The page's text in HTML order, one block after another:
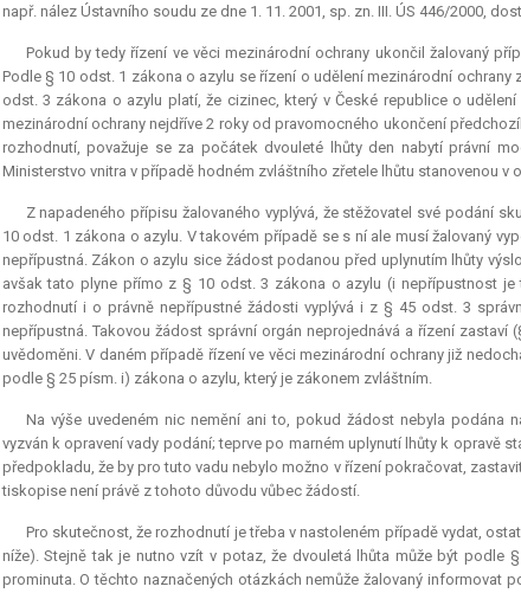
např. nález Ústavního soudu ze dne 1. 11. 2001, sp. zn. III. ÚS 446/2000,
Pokud by tedy řízení ve věci mezinárodní ochrany ukončil žalovaný
Podle § 10 odst. 1 zákona o azylu se řízení o udělení mezinárodní
odst. 3 zákona o azylu platí, že cizinec, který v České republice o
mezinárodní ochrany nejdříve 2 roky od pravomocného ukončení
rozhodnutí, považuje se za počátek dvouleté lhůty den nabytí právní
Ministerstvo vnitra v případě hodném zvláštního zřetele lhůtu stanovenou v
Z napadeného přípisu žalovaného vyplývá, že stěžovatel své podání
10 odst. 1 zákona o azylu. V takovém případě se s ní ale musí žalovaný
nepřípustná. Zákon o azylu sice žádost podanou před uplynutím lhůty
avšak tato plyne přímo z § 10 odst. 3 zákona o azylu (i nepřípustnost
rozhodnutí i o právně nepřípustné žádosti vyplývá i z § 45 odst. 3
nepřípustná. Takovou žádost správní orgán neprojednává a řízení
uvědoměni. V daném případě řízení ve věci mezinárodní ochrany již
podle § 25 písm. i) zákona o azylu, který je zákonem zvláštním.
Na výše uvedeném nic nemění ani to, pokud žádost nebyla podána
vyzván k opravení vady podání; teprve po marném uplynutí lhůty k opravě
předpokladu, že by pro tuto vadu nebylo možno v řízení pokračovat,
tiskopise není právě z tohoto důvodu vůbec žádostí.
Pro skutečnost, že rozhodnutí je třeba v nastoleném případě vydat,
níže). Stejně tak je nutno vzít v potaz, že dvouletá lhůta může být
prominuta. O těchto naznačených otázkách nemůže žalovaný informovat